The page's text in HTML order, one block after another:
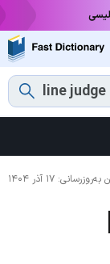
به‌روزرسانی: ۱۷ آذر ۱۴۰۴